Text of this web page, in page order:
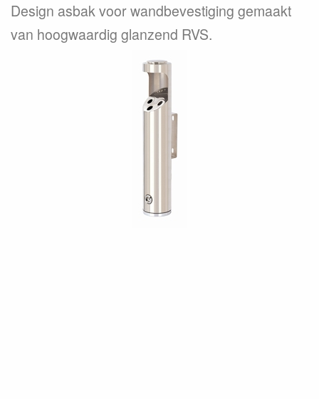
Design asbak voor wandbevestiging gemaakt
van hoogwaardig glanzend RVS.